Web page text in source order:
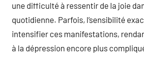
une difficulté à ressentir de la joie
quotidienne. Parfois, l’sensibilité
intensifier ces manifestations,
à la dépression encore plus